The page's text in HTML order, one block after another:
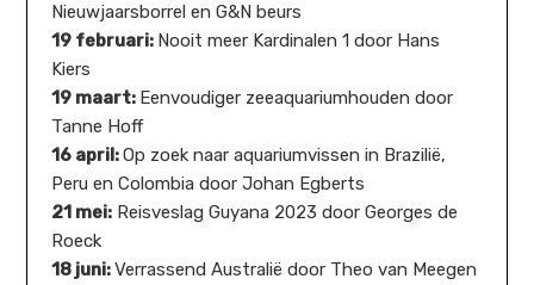
Nieuwjaarsborrel en G&N beurs
19 februari: Nooit meer Kardinalen 1 door Hans
Kiers
19 maart: Eenvoudiger zeeaquariumhouden door
Tanne Hoff
16 april:Op zoek naar aquariumvissen in Brazilië,
Peru en Colombia door Johan Egberts
21 mei: Reisveslag Guyana 2023 door Georges de
Roeck
18 juni:Verrassend Australië door Theo van Meegen